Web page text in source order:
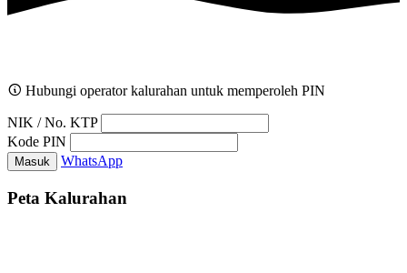
Hubungi operator kalurahan untuk memperoleh PIN
NIK / No. KTP
Kode PIN
Masuk WhatsApp
Peta Kalurahan